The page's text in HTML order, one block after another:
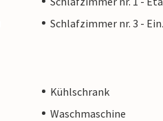
Schlafzimmer nr. 3 -
Kühlschrank
Waschmaschine